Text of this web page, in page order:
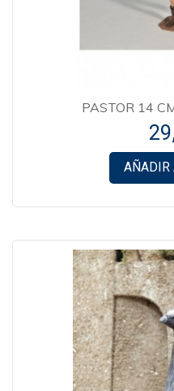
PASTOR 14
AÑADIR